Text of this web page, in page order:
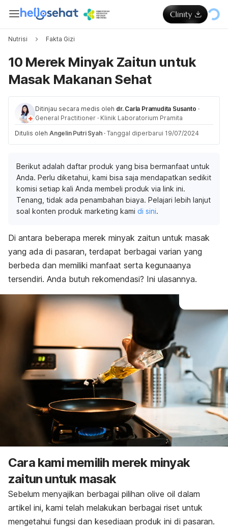
Nutrisi Fakta Gizi
10 Merek Minyak Zaitun untuk
Masak Makanan Sehat
Ditinjau secara medis oleh dr. Carla Pramudita Susanto ·
General Practitioner · Klinik Laboratorium Pramita
Ditulis oleh Angelin Putri Syah · Tanggal diperbarui 19/07/2024
Berikut adalah daftar produk yang bisa bermanfaat untuk
Anda. Perlu diketahui, kami bisa saja mendapatkan sedikit
komisi setiap kali Anda membeli produk via link ini.
Tenang, tidak ada penambahan biaya. Pelajari lebih lanjut
soal konten produk marketing kami di sini.
Di antara beberapa merek minyak zaitun untuk masak
yang ada di pasaran, terdapat berbagai varian yang
berbeda dan memiliki manfaat serta kegunaanya
tersendiri. Anda butuh rekomendasi? Ini ulasannya.
Cara kami memilih merek minyak
zaitun untuk masak
Sebelum menyajikan berbagai pilihan olive oil dalam
artikel ini, kami telah melakukan berbagai riset untuk
mengetahui fungsi dan kesediaan produk ini di pasaran.